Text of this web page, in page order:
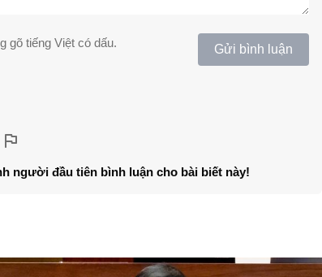
gõ tiếng Việt có dấu. Gửi bình luận
người đầu tiên bình luận cho bài biết này!